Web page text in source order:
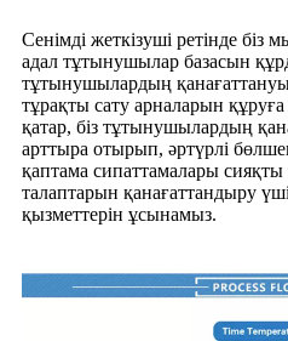
Сенiмдi жеткiзушi ретiнде бiз
адал тұтынушылар базасын
тұтынушылардың
тұрақты сату арналарын
қатар, бiз тұтынушылардың
арттыра отырып, әртүрлi
қаптама сипаттамалары
талаптарын қанағаттандыру
қызметтерiн ұсынамыз.